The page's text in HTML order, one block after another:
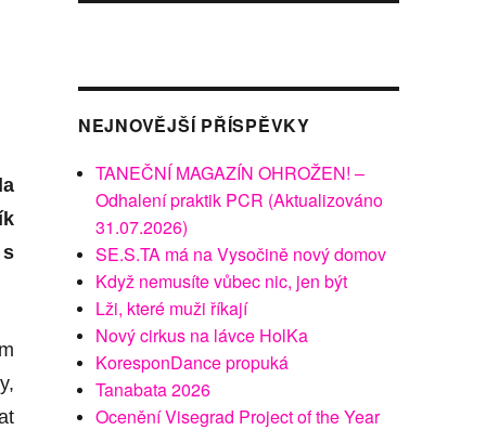
NEJNOVĚJŠÍ PŘÍSPĚVKY
TANEČNÍ MAGAZÍN OHROŽEN! –
Odhalení praktik PCR (Aktualizováno
31.07.2026)
SE.S.TA má na Vysočině nový domov
Když nemusíte vůbec nic, jen být
Lži, které muži říkají
Nový cirkus na lávce HolKa
KoresponDance propuká
Tanabata 2026
Ocenění Visegrad Project of the Year